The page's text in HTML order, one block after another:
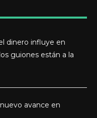
dinero influye en
guiones están a la
avance en